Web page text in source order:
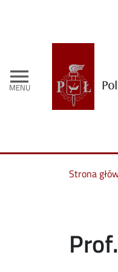
menu
MENU
Strona